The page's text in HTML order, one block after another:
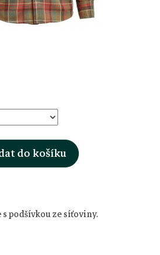
do košíku
podšívkou ze síťoviny.